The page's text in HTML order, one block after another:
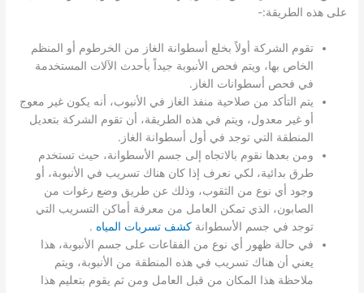
على هذه الطريقة:-
تقوم الشركة أولاً بخلع أسطوانة الغاز من الخرطوم أو المنظم
الخاص بها، ويتم فحص الأنبوبة جيداً بأحدث الآلات المستخدمة
في فحص أسطوانات الغاز.
يتم التأكد من صلاحية منفذ الغاز في الأنبوب، أنه يكون غير معوج
أو غير معدول، ويتم في هذه الطريقة، أن تقوم الشركة بتعديل
المنطقة التي توجد في أول أسطوانة الغاز.
ومن بعدها نقوم بالاتجاه إلى جسم الأسطوانة، حيث تستخدم
طرق بدائية، لكي نعرف إذا كان هناك تسريب في الأنبوبة، أو
وجود أي نوع من الثقوب، وذلك عن طريق وضع رغوات من
الصابون، الذي تمكن العامل من معرفة أماكن التسريب التي
توجد في جسم الأسطوانةكشف تسربات المياه .
في حالة ظهور أي نوع من الفقاعات على جسم الأنبوبة، هذا
يعني أن هناك تسريب في هذه المنطقة من الأنبوبة، ويتم
ملاحظة هذا المكان من قبل العامل ومن ثم يقوم بتعليم هذا